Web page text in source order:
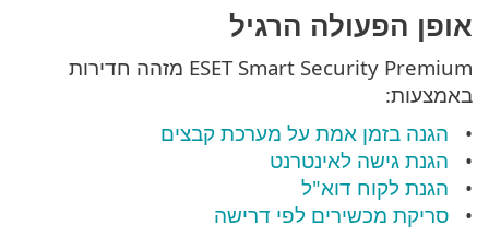
אופן הפעולה הרגיל
ESET Smart Security Premium מזהה חדירות
באמצעות:
הגנה בזמן אמת על מערכת קבצים
הגנת גישה לאינטרנט
הגנת לקוח דוא"ל
סריקת מכשירים לפי דרישה